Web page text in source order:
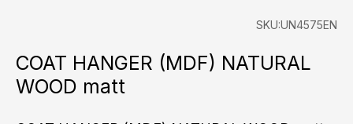
SKU:UN4575EN
COAT HANGER (MDF) NATURAL
WOOD matt